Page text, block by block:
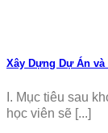
Xây Dựng Dự Án
I. Mục tiêu sau
học viên sẽ [...]